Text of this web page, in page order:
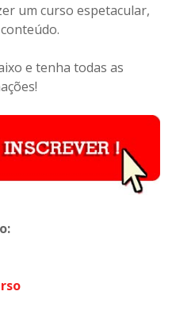
um curso espetacular,
e tenha todas as